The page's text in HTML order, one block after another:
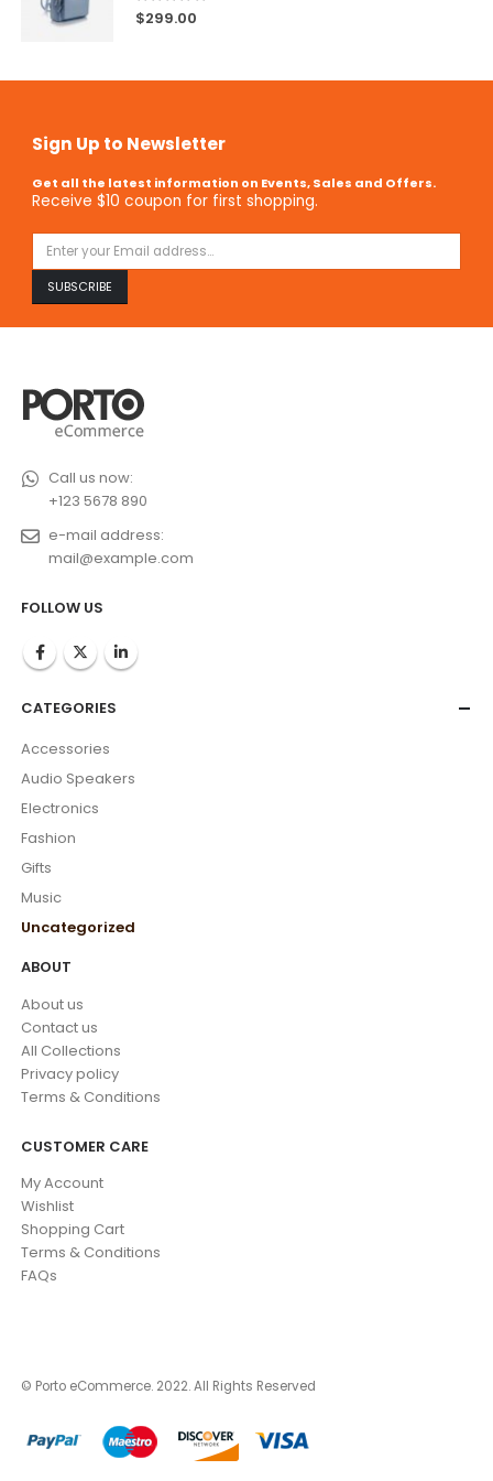
5.00out of 5
$299.00
Sign Up to Newsletter
Get all the latest information on Events, Sales and Offers.
Receive $10 coupon for first shopping.
Call us now:
+123 5678 890
e-mail address:
mail@example.com
FOLLOW US
CATEGORIES
Accessories
Audio Speakers
Electronics
Fashion
Gifts
Music
Uncategorized
ABOUT
About us
Contact us
All Collections
Privacy policy
Terms & Conditions
CUSTOMER CARE
My Account
Wishlist
Shopping Cart
Terms & Conditions
FAQs
© Porto eCommerce. 2022. All Rights Reserved